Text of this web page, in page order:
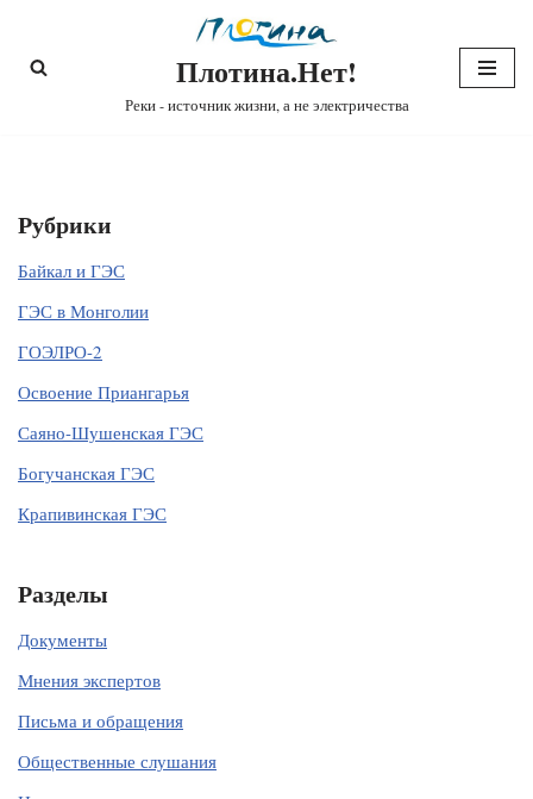
Перейти
Плотина.Нет!
Реки - источник жизни, а не электричества
Рубрики
Байкал и ГЭС
ГЭС в Монголии
ГОЭЛРО-2
Освоение Приангарья
Саяно-Шушенская ГЭС
Богучанская ГЭС
Крапивинская ГЭС
Разделы
Документы
Мнения экспертов
Письма и обращения
Общественные слушания